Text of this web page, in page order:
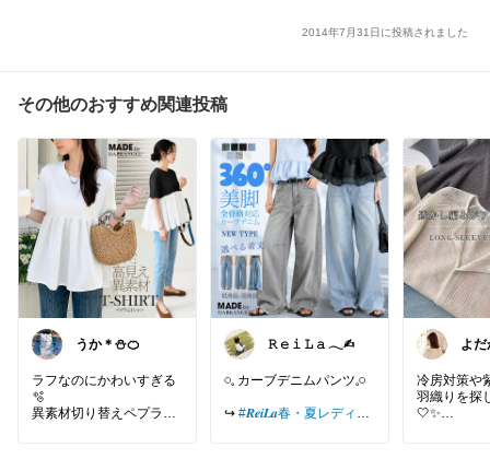
2014年7月31日に投稿されました
その他のおすすめ関連投稿
うか＊⛄️🍊
ラフなのにかわいすぎる
🫧
異素材切り替えペプラム
𝚁 𝚎 𝚒 𝙻 𝚊 𓂃✍︎
𓏸𓈒 カーブデニムパンツ𓈒𓏸
↪️ #𝑹𝒆𝒊𝑳𝒂春・夏レディー
よだ
冷房対策や
羽織りを探
🤍✨